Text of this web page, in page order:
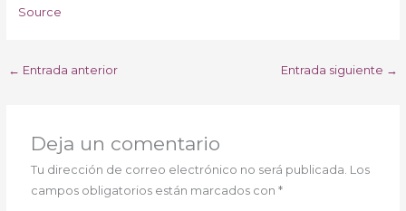
Source
← Entrada anterior Entrada siguiente →
Deja un comentario
Tu dirección de correo electrónico no será publicada. Los
campos obligatorios están marcados con*